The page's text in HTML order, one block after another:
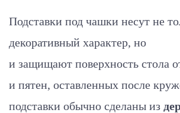
Подставки под чашки несут не
декоративный характер, но
и защищают поверхность стола
и пятен, оставленных после
подставки обычно сделаны из